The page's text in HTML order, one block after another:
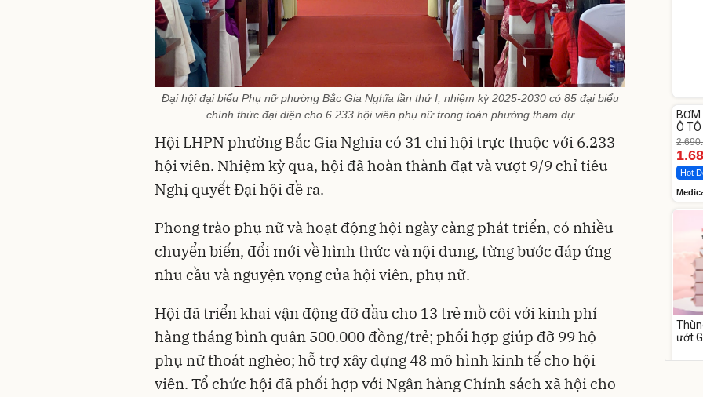
Đại hội đại biểu Phụ nữ phường Bắc Gia Nghĩa lần thứ I, nhiệm kỳ 2025-2030 có 85 đại biểu
chính thức đại diện cho 6.233 hội viên phụ nữ trong toàn phường tham dự
Hội LHPN phường Bắc Gia Nghĩa có 31 chi hội trực thuộc với 6.233
hội viên. Nhiệm kỳ qua, hội đã hoàn thành đạt và vượt 9/9 chỉ tiêu
Nghị quyết Đại hội đề ra.
Phong trào phụ nữ và hoạt động hội ngày càng phát triển, có nhiều
chuyển biến, đổi mới về hình thức và nội dung, từng bước đáp ứng
nhu cầu và nguyện vọng của hội viên, phụ nữ.
Hội đã triển khai vận động đỡ đầu cho 13 trẻ mồ côi với kinh phí
hàng tháng bình quân 500.000 đồng/trẻ; phối hợp giúp đỡ 99 hộ
phụ nữ thoát nghèo; hỗ trợ xây dựng 48 mô hình kinh tế cho hội
viên. Tổ chức hội đã phối hợp với Ngân hàng Chính sách xã hội cho
-37%
BƠM
Ô TÔ
Hot
ướt